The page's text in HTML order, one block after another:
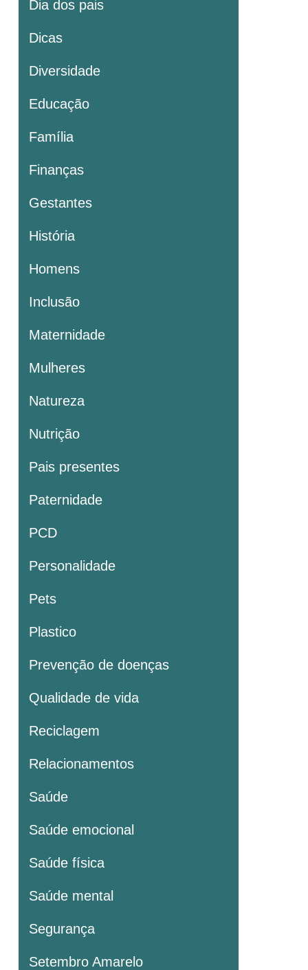
Dia dos pais
Dicas
Diversidade
Educação
Família
Finanças
Gestantes
História
Homens
Inclusão
Maternidade
Mulheres
Natureza
Nutrição
Pais presentes
Paternidade
PCD
Personalidade
Pets
Plastico
Prevenção de doenças
Qualidade de vida
Reciclagem
Relacionamentos
Saúde
Saúde emocional
Saúde física
Saúde mental
Segurança
Setembro Amarelo